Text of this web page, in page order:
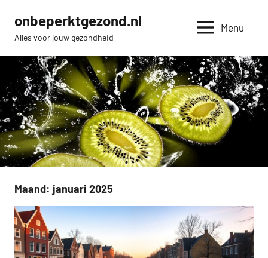
inhoud
springen
onbeperktgezond.nl
Alles voor jouw gezondheid
Menu
Maand: januari 2025